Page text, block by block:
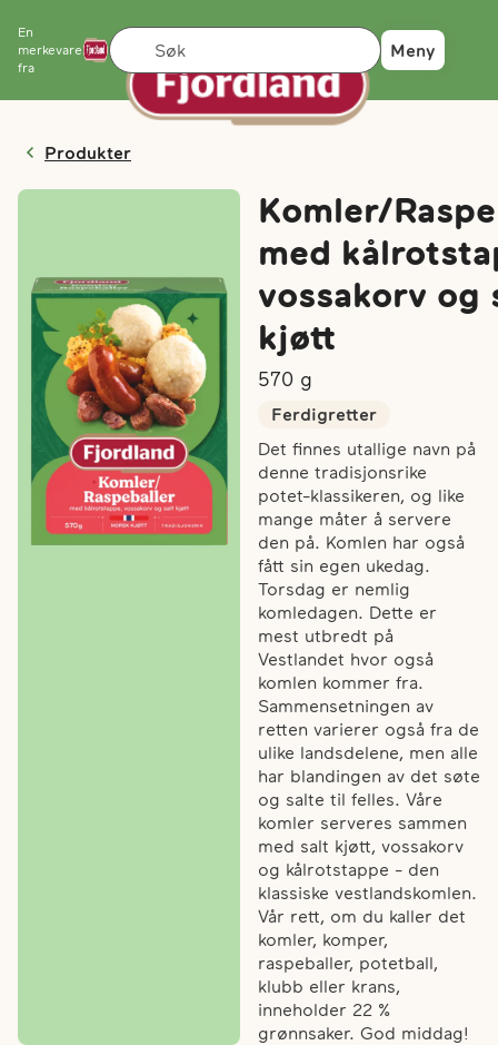
En
merkevare
fra
Søk
Meny
Produkter
Komler/
med
vossakorv og
kjøtt
570 g
Ferdigretter
Det finnes utallige navn på
denne tradisjonsrike
potet-klassikeren, og like
mange måter å servere
den på. Komlen har også
fått sin egen ukedag.
Torsdag er nemlig
komledagen. Dette er
mest utbredt på
Vestlandet hvor også
komlen kommer fra.
Sammensetningen av
retten varierer også fra de
ulike landsdelene, men alle
har blandingen av det søte
og salte til felles. Våre
komler serveres sammen
med salt kjøtt, vossakorv
og kålrotstappe - den
klassiske vestlandskomlen.
Vår rett, om du kaller det
komler, komper,
raspeballer, potetball,
klubb eller krans,
inneholder 22 %
grønnsaker. God middag!